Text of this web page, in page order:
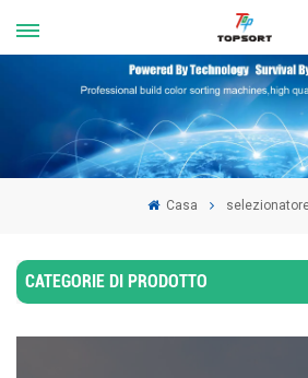
Casa
CATEGORIE DI PRODOTTO